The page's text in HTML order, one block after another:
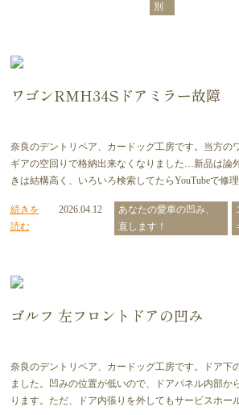
別
ワゴンRMH34Sドアミラー故障
奈良のデントリペア、カードッグ工房です。当方の
ギアの空回りで格納出来なくなりました…新品は論
きは結構高く、いろいろ検索してたらYouTubeで修
続きを
読む
2026.04.12
あなたの愛車の凹み、
直します！
ゴルフ 左フロントドアの凹み
奈良のデントリペア、カードッグ工房です。ドア下
ました。凹みの位置が低いので、ドアパネル内部か
ります。ただ、ドア内張りを外してもサービスホー